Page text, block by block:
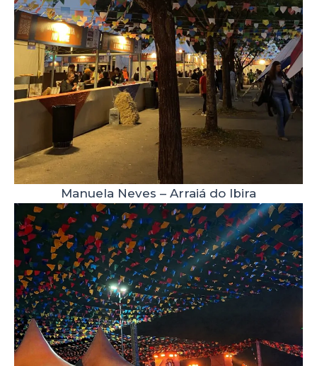
Manuela Neves – Arraiá do Ibira